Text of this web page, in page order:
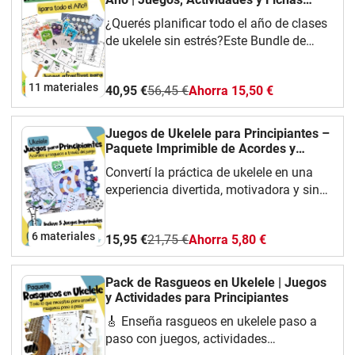
11 materiales
Imprimible
¿Querés planificar todo el año de clases
de ukelele sin estrés?Este Bundle de
enseñar acordes, rasgueos, ritmo y teoría
musical con juegos y actividades
interactivas.Si buscás materiales listos
para usar, motivadores y pensados
vos.✨ Incluye recursos para todos los
niveles: desde las primeras clases hasta
encontrar:Juegos de memoria, tableros,
bingos y puzzles de acordes y
rasgueosTarjetas interactivas con audio
para practicar patrones rítmicosFichas
de teoría musical y escritura rítmica ✏️✅
Materiales en formato imprimible y
virtual, ideales para clases presenciales,
40,95 €56,45 €Ahorra 15,50 €
6 materiales
Juegos de Ukelele para Principiantes –
Paquete Imprimible de Acordes y
Rasgueos
Convertí la práctica de ukelele en una
experiencia divertida, motivadora y sin
puede ser agotador.Este Paquete de
Juegos de Ukelele para Principiantes te
ofrece una colección de juegos listos
para usar, diseñados para
reforzar acordes y patrones de rasgueo a
través del juego, sin necesidad de hojas
repetitivas.Ideal para docentes que
15,95 €21,75 €Ahorra 5,80 €
Pack de Rasgueos en Ukelele | Juegos
y Actividades para Principiantes
🎸 Enseña rasgueos en ukelele paso a
paso con juegos, actividades